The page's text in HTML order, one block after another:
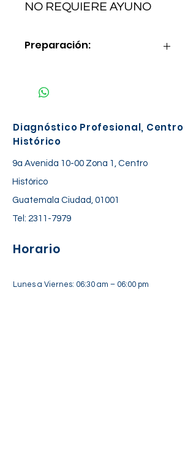
NO REQUIERE AYUNO
Preparación:
Diagnóstico Profesional, Centro
Histórico
9a Avenida 10-00 Zona 1, Centro
Histórico
Guatemala Ciudad, 01001
Tel: 2311-7979
Horario
Lunes a Viernes: 06:30 am – 06:00 pm